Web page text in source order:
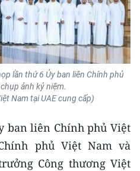
lần thứ 6 Ủy ban liên Chính phủ
ảnh kỷ niệm.
Nam tại UAE cung cấp)
ban liên Chính phủ Việt
phủ Việt Nam và
Công thương Việt